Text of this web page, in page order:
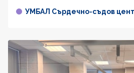
УМБАЛ Сърдечно-съдов